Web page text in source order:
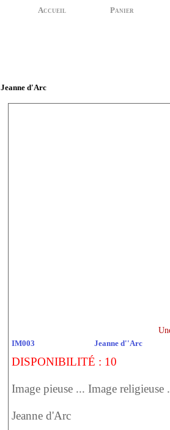
Accueil Panier
Jeanne d'Arc
IM003
Jeanne d''Arc
DISPONIBILITÉ : 10
Image pieuse ... Image
Jeanne d'Arc